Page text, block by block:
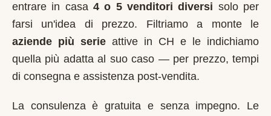
entrare in casa 4 o 5 venditori diversi solo per
farsi un'idea di prezzo. Filtriamo a monte le
aziende più serie attive in CH e le indichiamo
quella più adatta al suo caso — per prezzo, tempi
di consegna e assistenza post-vendita.
La consulenza è gratuita e senza impegno. Le